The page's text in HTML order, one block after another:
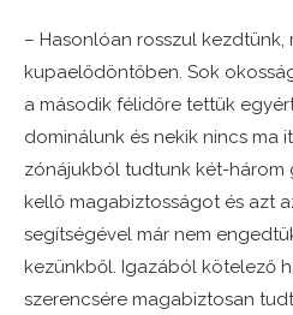
– Hasonlóan rosszul kezdtünk,
kupaelődöntőben. Sok
a második félidőre tettük
dominálunk és nekik nincs ma
zónájukból tudtunk két-három
kellő magabiztosságot és azt
segítségével már nem
kezünkből. Igazából kötelező
szerencsére magabiztosan